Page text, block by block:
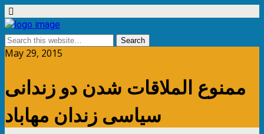
May 29, 2015
ممنوع الملاقات شدن دو زندانى
سیاسى زندان مهاباد